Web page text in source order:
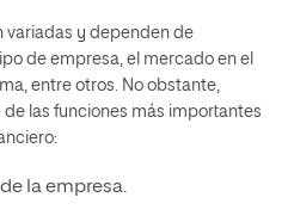
variadas y dependen de
de empresa, el mercado en el
entre otros. No obstante,
las funciones más importantes
la empresa.